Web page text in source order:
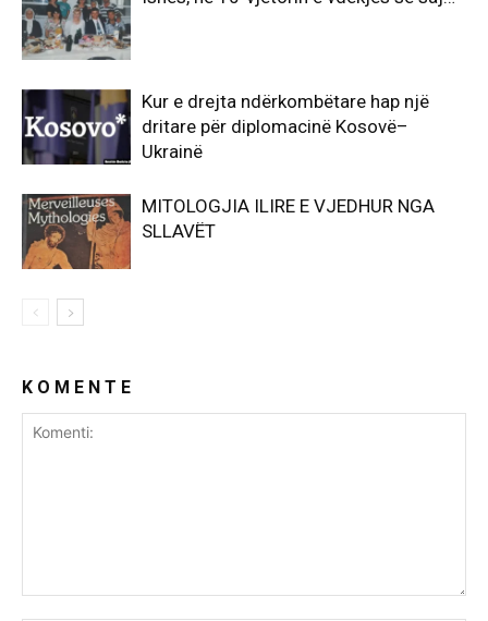
Kur e drejta ndërkombëtare hap një
dritare për diplomacinë Kosovë–
Ukrainë
MITOLOGJIA ILIRE E VJEDHUR NGA
SLLAVËT
K O M E N T E